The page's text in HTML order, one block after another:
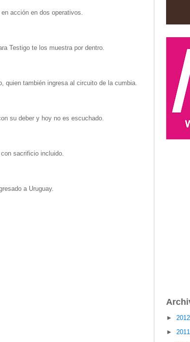
acción en dos operativos.
Testigo te los muestra por dentro.
quien también ingresa al circuito de la cumbia.
su deber y hoy no es escuchado.
sacrificio incluido.
a Uruguay.
►
►